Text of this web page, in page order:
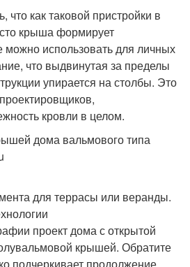
что как таковой пристройки в
крыша формирует
можно использовать для личных
что выдвинутая за пределы
упирается на столбы. Это
кровли в целом.
дома вальмового типа
для террасы или веранды.
проект дома с открытой
крышей. Обратите